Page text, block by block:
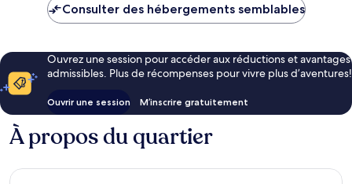
Consulter des hébergements semblables
Ouvrez une session pour accéder aux réductions et avantages
admissibles. Plus de récompenses pour vivre plus d’aventures!
Ouvrir une session M’inscrire gratuitement
À propos du quartier